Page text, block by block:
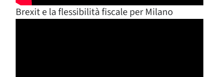
Brexit e la flessibilità fiscale per Milano